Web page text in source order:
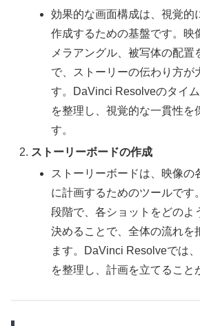
効果的な画面構成は、視覚的
作成するための基盤です。映
メラアングル、被写体の配置
で、ストーリーの伝わり方が
す。DaVinci Resolveのタイ
を整理し、視覚的な一貫性を
す。
ストーリーボードの作成
ストーリーボードは、映像の
に計画するためのツールです
段階で、各ショットをどのよ
決めることで、全体の流れを
ます。DaVinci Resolveでは
を整理し、計画を立てること